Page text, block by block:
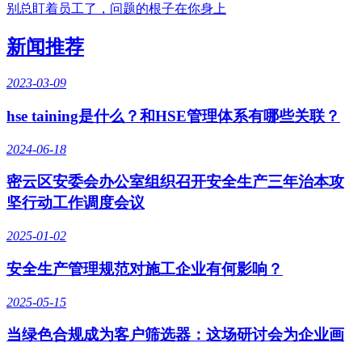
别总盯着员工了，问题的根子在你身上
新闻推荐
2023-03-09
hse taining是什么？和HSE管理体系有哪些关联？
2024-06-18
密云区安委会办公室组织召开安全生产三年治本攻
坚行动工作调度会议
2025-01-02
安全生产管理规范对施工企业有何影响？
2025-05-15
当绿色合规成为客户筛选器：这场研讨会为企业画